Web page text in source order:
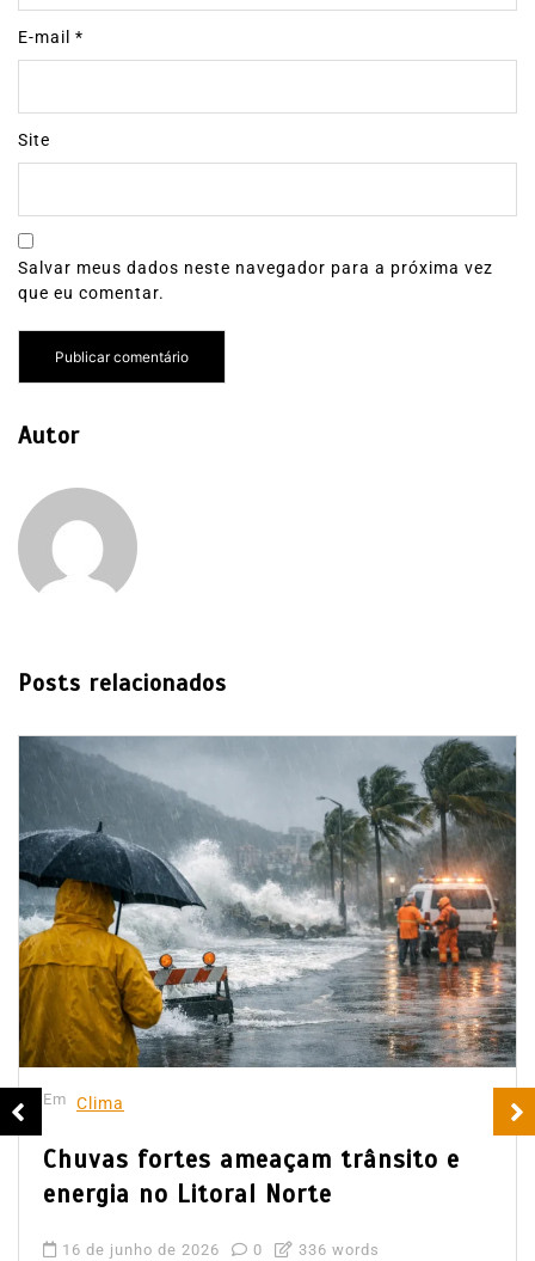
E-mail *
Site
Salvar meus dados neste navegador para a próxima vez
que eu comentar.
Autor
Posts relacionados
Em Clima
Chuvas fortes ameaçam trânsito e
energia no Litoral Norte
16 de junho de 2026 0 336 words